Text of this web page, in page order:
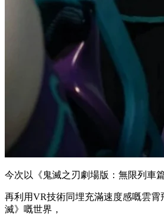
今次以《鬼滅之刃劇場版：無限列車
再利用VR技術同埋充滿速度感嘅雲
滅》嘅世界，